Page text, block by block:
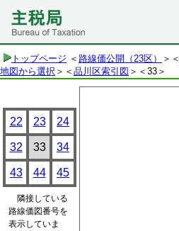
トップページ ＜ 路線価公開（23区） ＞＜
地図から選択 ＞＜ 品川区索引図 ＞ ＜33＞
22 23 24
32 33 34
43 44 45
隣接している
路線価図番号を
表示していま